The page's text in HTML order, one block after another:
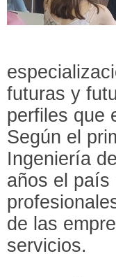
futuras y
perfiles que
Según el
Ingeniería
años el país
de las
servicios.